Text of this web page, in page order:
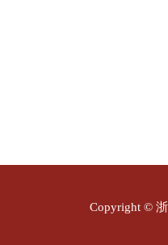
Copyright ©